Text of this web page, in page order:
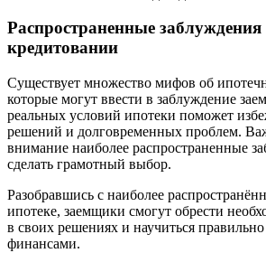
Распространенные
кредитовании
Существует множество мифов об
которые могут ввести в заблуждение
реальных условий ипотеки поможет
решений и долговременных проблем.
внимание наиболее распространенные
сделать грамотный выбор.
Разобравшись с наиболее
ипотеке, заемщики смогут обрести
в своих решениях и научиться
финансами.